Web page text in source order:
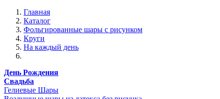
Главная
Каталог
Фольгированные шары с рисунком
Круги
На каждый день
День Рождения
Свадьба
Гелиевые Шары